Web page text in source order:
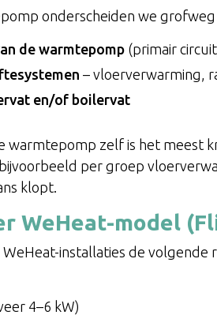
onderscheiden we
de warmtepomp (primair
– vloerverwarming,
en/of boilervat
warmtepomp zelf is het meest
per groep
klopt.
WeHeat-model
WeHeat-installaties de
4–6 kW)